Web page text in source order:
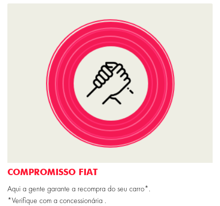
COMPROMISSO FIAT
Aqui a gente garante a recompra do seu carro*.
*Verifique com a concessionária .